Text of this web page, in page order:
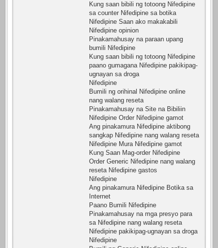
Kung saan bibili ng totoong Nifedipine
sa counter Nifedipine sa botika
Nifedipine Saan ako makakabili
Nifedipine opinion
Pinakamahusay na paraan upang
bumili Nifedipine
Kung saan bibili ng totoong Nifedipine
paano gumagana Nifedipine pakikipag-
ugnayan sa droga
Nifedipine
Bumili ng orihinal Nifedipine online
nang walang reseta
Pinakamahusay na Site na Bibiliin
Nifedipine Order Nifedipine gamot
Ang pinakamura Nifedipine aktibong
sangkap Nifedipine nang walang reseta
Nifedipine Mura Nifedipine gamot
Kung Saan Mag-order Nifedipine
Order Generic Nifedipine nang walang
reseta Nifedipine gastos
Nifedipine
Ang pinakamura Nifedipine Botika sa
Internet
Paano Bumili Nifedipine
Pinakamahusay na mga presyo para
sa Nifedipine nang walang reseta
Nifedipine pakikipag-ugnayan sa droga
Nifedipine